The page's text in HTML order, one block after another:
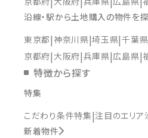
沿線・駅から土地購入の物件を
東京都 神奈川県 埼玉県 千葉県
京都府 大阪府 兵庫県 広島県
特徴から探す
特集
こだわり条件特集 注目のエリア
新着物件